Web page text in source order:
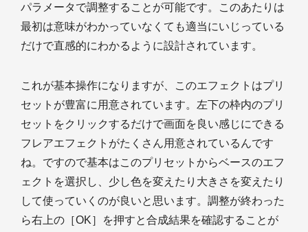
パラメータで調整することが可能です。このあたりは
最初は意味がわかっていなくても適当にいじっている
だけで直感的にわかるように設計されています。
これが基本操作になりますが、このエフェクトはプリ
セットが豊富に用意されています。左下の枠内のプリ
セットをクリックするだけで画面を良い感じにできる
フレアエフェクトがたくさん用意されているんです
ね。ですので基本はこのプリセットからベースのエフ
ェクトを選択し、少し色を変えたり大きさを変えたり
して使っていくのが良いと思います。調整が終わった
ら右上の［OK］を押すと合成結果を確認することが